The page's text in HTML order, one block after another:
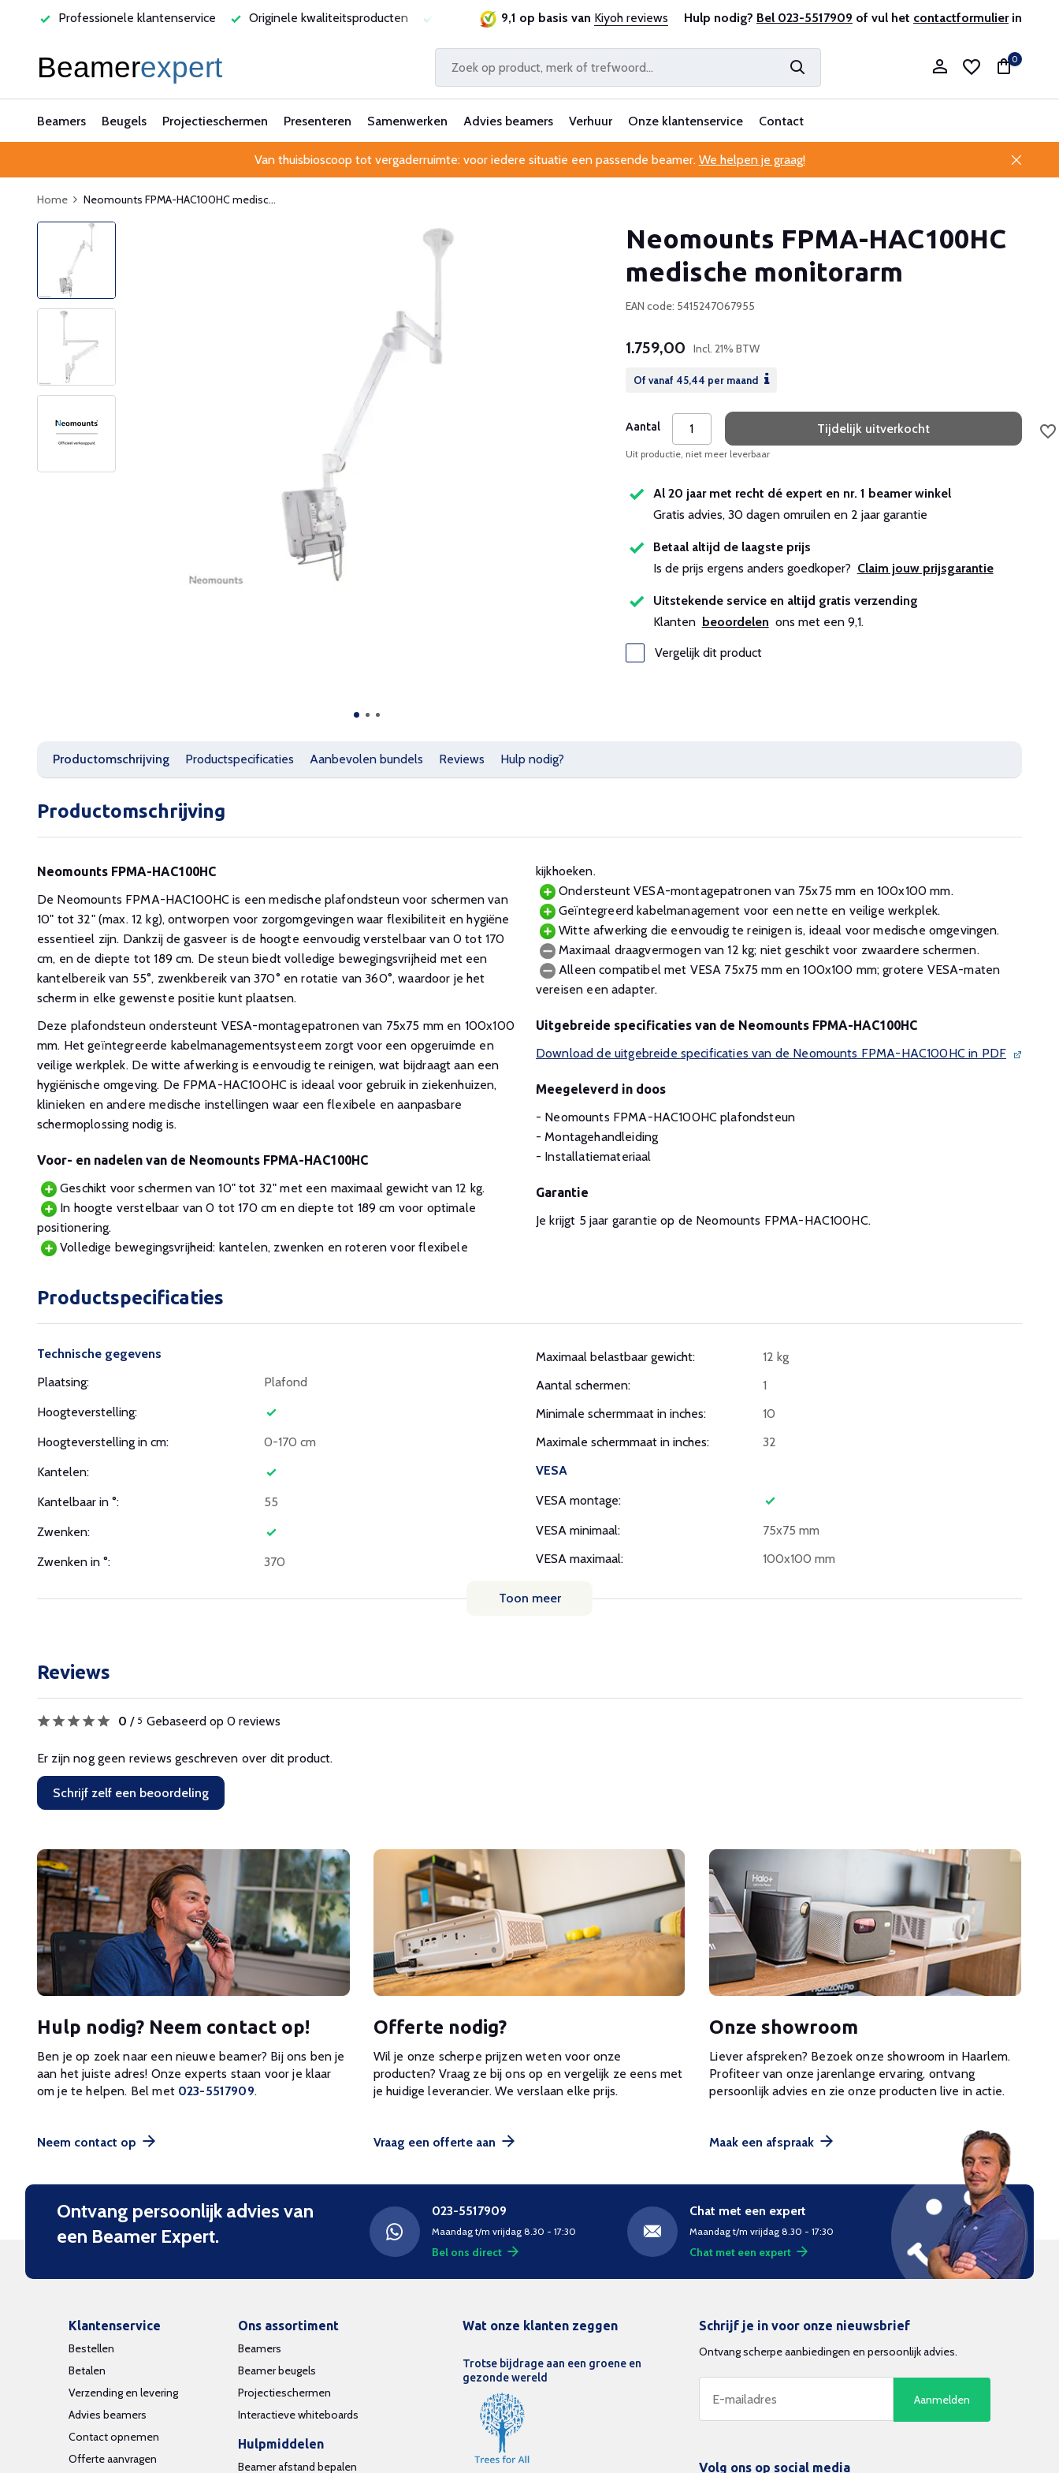
Originele kwaliteitsproducten Laagste prijsgarantie Al 25 jaar betrouwbaar en ervaren Professionele klantenservice
9,1 op basis van Kiyoh reviews Hulp nodig? Bel 023-5517909 of vul het contactformulierin
Account aanmaken
0
Beamers Beugels Projectieschermen Presenteren Samenwerken Advies beamers Verhuur Onze klantenservice Contact
Van thuisbioscoop tot vergaderruimte: voor iedere situatie een passende beamer. We helpen je graag!
Home Neomounts FPMA-HAC100HC medisc...
Neomounts FPMA-HAC100HC
medische monitorarm
EAN code: 5415247067955
1.759,00 Incl. 21% BTW
Of vanaf 45,44 per maand
Aantal Tijdelijk uitverkocht
Uit productie, niet meer leverbaar
Al 20 jaar met recht dé expert en nr. 1 beamer winkel
Gratis advies, 30 dagen omruilen en 2 jaar garantie
Betaal altijd de laagste prijs
Is de prijs ergens anders goedkoper? Claim jouw prijsgarantie
Uitstekende service en altijd gratis verzending
Klanten beoordelen ons met een 9,1.
Vergelijk dit product
Productomschrijving Productspecificaties Aanbevolen bundels Reviews Hulp nodig?
Productomschrijving
Neomounts FPMA-HAC100HC
De Neomounts FPMA-HAC100HC is een medische plafondsteun voor schermen van
10" tot 32" (max. 12 kg), ontworpen voor zorgomgevingen waar flexibiliteit en hygiëne
essentieel zijn. Dankzij de gasveer is de hoogte eenvoudig verstelbaar van 0 tot 170
cm, en de diepte tot 189 cm. De steun biedt volledige bewegingsvrijheid met een
kantelbereik van 55°, zwenkbereik van 370° en rotatie van 360°, waardoor je het
scherm in elke gewenste positie kunt plaatsen.
Deze plafondsteun ondersteunt VESA-montagepatronen van 75x75 mm en 100x100
mm. Het geïntegreerde kabelmanagementsysteem zorgt voor een opgeruimde en
veilige werkplek. De witte afwerking is eenvoudig te reinigen, wat bijdraagt aan een
hygiënische omgeving. De FPMA-HAC100HC is ideaal voor gebruik in ziekenhuizen,
klinieken en andere medische instellingen waar een flexibele en aanpasbare
schermoplossing nodig is.
Voor- en nadelen van de Neomounts FPMA-HAC100HC
Geschikt voor schermen van 10" tot 32" met een maximaal gewicht van 12 kg.
In hoogte verstelbaar van 0 tot 170 cm en diepte tot 189 cm voor optimale
positionering.
Volledige bewegingsvrijheid: kantelen, zwenken en roteren voor flexibele
kijkhoeken.
Ondersteunt VESA-montagepatronen van 75x75 mm en 100x100 mm.
Geïntegreerd kabelmanagement voor een nette en veilige werkplek.
Witte afwerking die eenvoudig te reinigen is, ideaal voor medische omgevingen.
Maximaal draagvermogen van 12 kg; niet geschikt voor zwaardere schermen.
Alleen compatibel met VESA 75x75 mm en 100x100 mm; grotere VESA-maten
vereisen een adapter.
Uitgebreide specificaties van de Neomounts FPMA-HAC100HC
Download de uitgebreide specificaties van de Neomounts FPMA-HAC100HC in PDF
Meegeleverd in doos
- Neomounts FPMA-HAC100HC plafondsteun
- Montagehandleiding
- Installatiemateriaal
Garantie
Je krijgt 5 jaar garantie op de Neomounts FPMA-HAC100HC.
Productspecificaties
Technische gegevens
Plaatsing:
Plafond
Hoogteverstelling:
Hoogteverstelling in cm:
0-170 cm
Kantelen:
Kantelbaar in °:
55
Zwenken:
Zwenken in °:
370
Maximaal belastbaar gewicht:
12 kg
Aantal schermen:
1
Minimale schermmaat in inches:
10
Maximale schermmaat in inches:
32
VESA
VESA montage:
VESA minimaal:
75x75 mm
VESA maximaal:
100x100 mm
Toon meer
Reviews
0 / 5 Gebaseerd op 0 reviews
Er zijn nog geen reviews geschreven over dit product.
Schrijf zelf een beoordeling
Hulp nodig? Neem contact op!
Ben je op zoek naar een nieuwe beamer? Bij ons ben je
aan het juiste adres! Onze experts staan voor je klaar
om je te helpen. Bel met 023-5517909.
Neem contact op
Offerte nodig?
Wil je onze scherpe prijzen weten voor onze
producten? Vraag ze bij ons op en vergelijk ze eens met
je huidige leverancier. We verslaan elke prijs.
Vraag een offerte aan
Onze showroom
Liever afspreken? Bezoek onze showroom in Haarlem.
Profiteer van onze jarenlange ervaring, ontvang
persoonlijk advies en zie onze producten live in actie.
Maak een afspraak
Ontvang persoonlijk advies van
een Beamer Expert.
023-5517909
Maandag t/m vrijdag 8.30 - 17:30
Bel ons direct
Chat met een expert
Maandag t/m vrijdag 8.30 - 17:30
Chat met een expert
Klantenservice
Bestellen
Betalen
Verzending en levering
Advies beamers
Contact opnemen
Offerte aanvragen
Ons assortiment
Beamers
Beamer beugels
Projectieschermen
Interactieve whiteboards
Hulpmiddelen
Beamer afstand bepalen
Wat onze klanten zeggen
Trotse bijdrage aan een groene en
gezonde wereld
Schrijf je in voor onze nieuwsbrief
Ontvang scherpe aanbiedingen en persoonlijk advies.
Aanmelden
Volg ons op social media